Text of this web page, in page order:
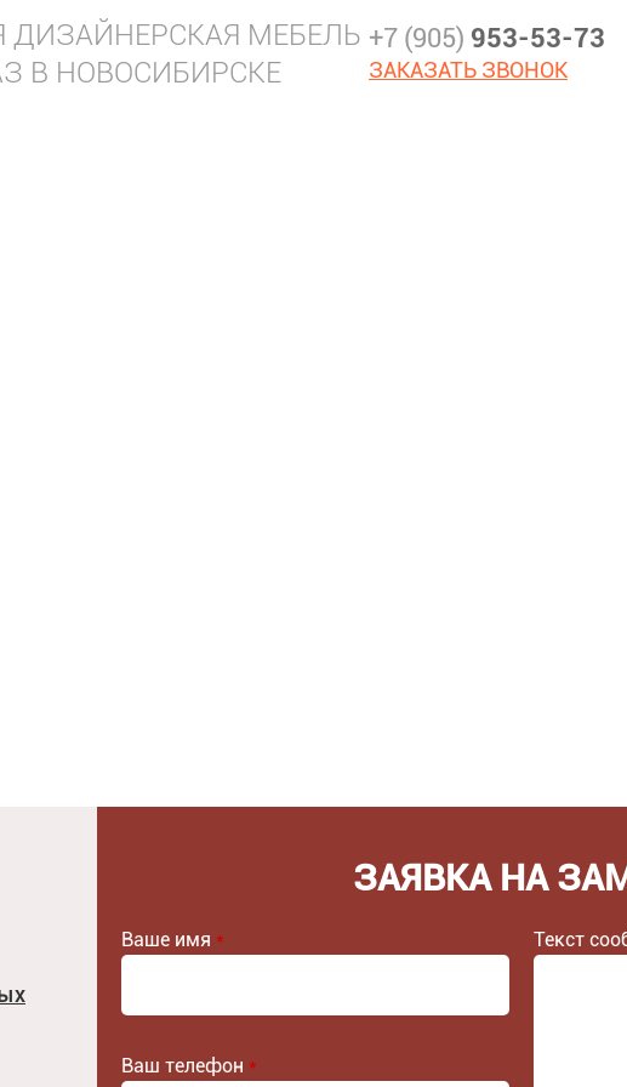
ДИЗАЙНЕРСКАЯ МЕБЕЛЬ
В НОВОСИБИРСКЕ
+7 (905) 953-53-73
ЗАКАЗАТЬ ЗВОНОК
ЗАЯВКА НА
Ваше имя *
Ваш телефон *
Текст